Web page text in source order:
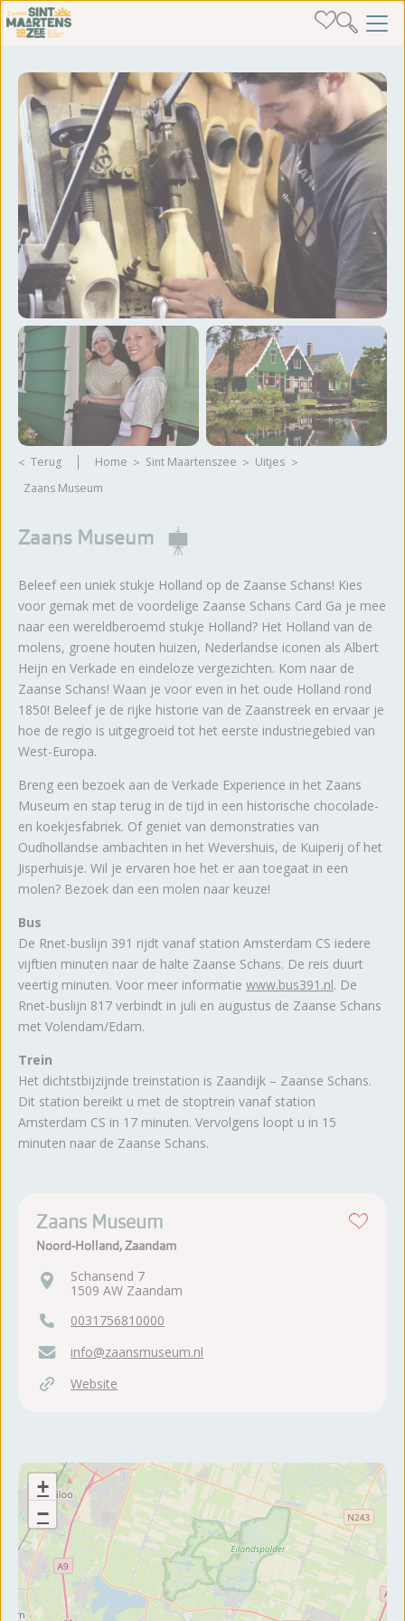
Terug Home Sint Maartenszee
Uitjes
Zaans Museum
Zaans Museum
Beleef een uniek stukje Holland op de Zaanse Schans! Kies
voor gemak met de voordelige Zaanse Schans Card Ga je mee
naar een wereldberoemd stukje Holland? Het Holland van de
molens, groene houten huizen, Nederlandse iconen als Albert
Heijn en Verkade en eindeloze vergezichten. Kom naar de
Zaanse Schans! Waan je voor even in het oude Holland rond
1850! Beleef je de rijke historie van de Zaanstreek en ervaar je
hoe de regio is uitgegroeid tot het eerste industriegebied van
West-Europa.
Breng een bezoek aan de Verkade Experience in het Zaans
Museum en stap terug in de tijd in een historische chocolade-
en koekjesfabriek. Of geniet van demonstraties van
Oudhollandse ambachten in het Wevershuis, de Kuiperij of het
Jisperhuisje. Wil je ervaren hoe het er aan toegaat in een
molen? Bezoek dan een molen naar keuze!
Bus
De Rnet-buslijn 391 rijdt vanaf station Amsterdam CS iedere
vijftien minuten naar de halte Zaanse Schans. De reis duurt
veertig minuten. Voor meer informatie www.bus391.nl. De
Rnet-buslijn 817 verbindt in juli en augustus de Zaanse Schans
met Volendam/Edam.
Trein
Het dichtstbijzijnde treinstation is Zaandijk – Zaanse Schans.
Dit station bereikt u met de stoptrein vanaf station
Amsterdam CS in 17 minuten. Vervolgens loopt u in 15
minuten naar de Zaanse Schans.
Zaans Museum
Noord-Holland, Zaandam
Schansend 7
1509 AW Zaandam
0031756810000
info@zaansmuseum.nl
Website
+
−